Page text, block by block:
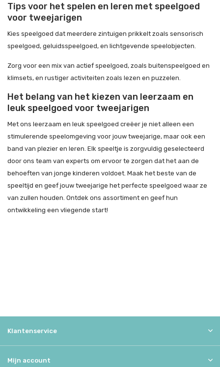
Tips voor het spelen en leren met speelgoed
voor tweejarigen
Kies speelgoed dat meerdere zintuigen prikkelt zoals sensorisch
speelgoed, geluidsspeelgoed, en lichtgevende speelobjecten.
Zorg voor een mix van actief speelgoed, zoals buitenspeelgoed en
klimsets, en rustiger activiteiten zoals lezen en puzzelen.
Het belang van het kiezen van leerzaam en
leuk speelgoed voor tweejarigen
Met ons leerzaam en leuk speelgoed creëer je niet alleen een
stimulerende speelomgeving voor jouw tweejarige, maar ook een
band van plezier en leren. Elk speeltje is zorgvuldig geselecteerd
door ons team van experts om ervoor te zorgen dat het aan de
behoeften van jonge kinderen voldoet. Maak het beste van de
speeltijd en geef jouw tweejarige het perfecte speelgoed waar ze
van zullen houden. Ontdek ons assortiment en geef hun
ontwikkeling een vliegende start!
Klantenservice
Mijn account